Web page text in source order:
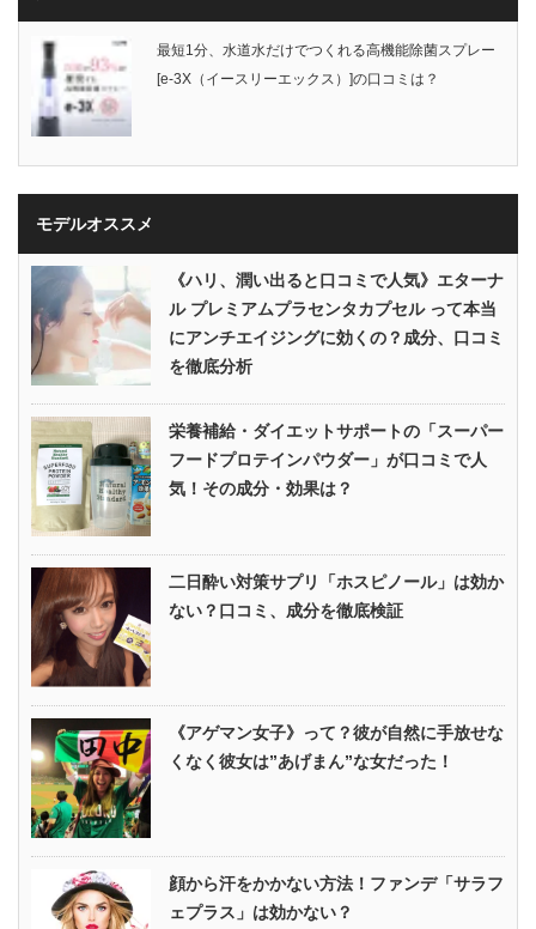
最短1分、水道水だけでつくれる高機能除菌スプレー
[e-3X（イースリーエックス）]の口コミは？
モデルオススメ
《ハリ、潤い出ると口コミで人気》エターナ
ル プレミアムプラセンタカプセル って本当
にアンチエイジングに効くの？成分、口コミ
を徹底分析
栄養補給・ダイエットサポートの「スーパー
フードプロテインパウダー」が口コミで人
気！その成分・効果は？
二日酔い対策サプリ「ホスピノール」は効か
ない？口コミ、成分を徹底検証
《アゲマン女子》って？彼が自然に手放せな
くなく彼女は”あげまん”な女だった！
顔から汗をかかない方法！ファンデ「サラフ
ェプラス」は効かない？